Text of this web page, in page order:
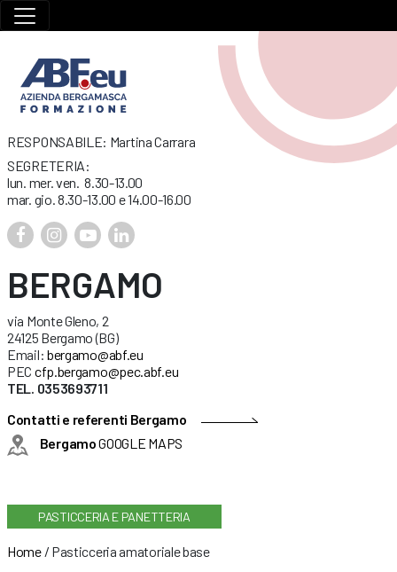
RESPONSABILE: Martina Carrara
SEGRETERIA:
lun. mer. ven. 8.30-13.00
mar. gio. 8.30-13.00 e 14.00-16.00
BERGAMO
via Monte Gleno, 2
24125 Bergamo (BG)
Email: bergamo@abf.eu
PEC cfp.bergamo@pec.abf.eu
TEL. 0353693711
Contatti e referenti Bergamo
BergamoGOOGLE MAPS
PASTICCERIA E PANETTERIA
Home/ Pasticceria amatoriale base